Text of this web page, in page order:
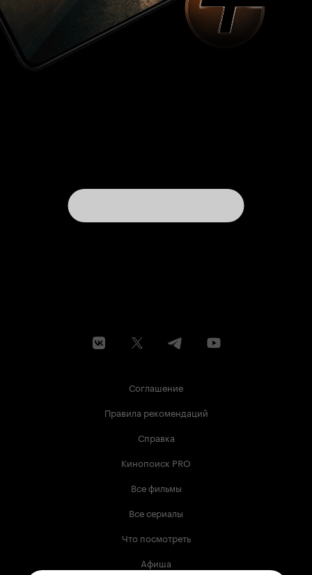
Соглашение
Правила рекомендаций
Справка
Кинопоиск PRO
Все фильмы
Все сериалы
Что посмотреть
Афиша